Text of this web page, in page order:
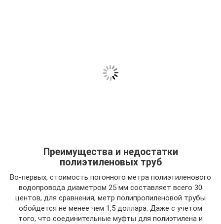
Преимущества и недостатки
полиэтиленовых труб
Во-первых, стоимость погонного метра полиэтиленового
водопровода диаметром 25 мм составляет всего 30
центов, для сравнения, метр полипропиленовой трубы
обойдется не менее чем 1,5 доллара. Даже с учетом
того, что соединительные муфты для полиэтилена и